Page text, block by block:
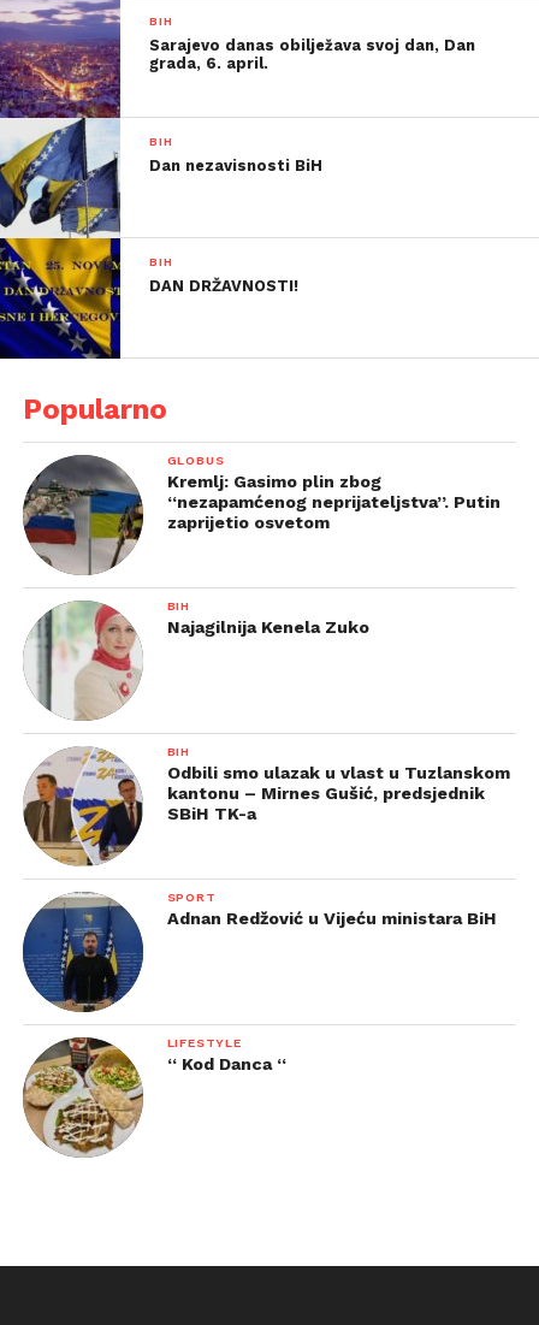
BIH
Sarajevo danas obilježava svoj dan, Dan
grada, 6. april.
BIH
Dan nezavisnosti BiH
BIH
DAN DRŽAVNOSTI!
Popularno
GLOBUS
Kremlj: Gasimo plin zbog
“nezapamćenog neprijateljstva”. Putin
zaprijetio osvetom
BIH
Najagilnija Kenela Zuko
BIH
Odbili smo ulazak u vlast u Tuzlanskom
kantonu – Mirnes Gušić, predsjednik
SBiH TK-a
SPORT
Adnan Redžović u Vijeću ministara BiH
LIFESTYLE
“ Kod Danca “